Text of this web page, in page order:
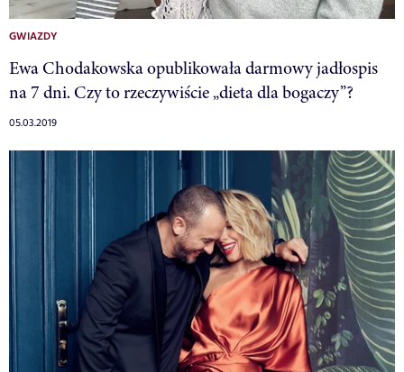
GWIAZDY
Ewa Chodakowska opublikowała darmowy jadłospis
na 7 dni. Czy to rzeczywiście „dieta dla bogaczy”?
05.03.2019